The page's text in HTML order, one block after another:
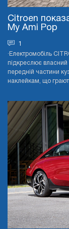
Citroen
My Ami Pop
1
∙Електромобіль
підкреслює власний
передній частини
наклейкам, що